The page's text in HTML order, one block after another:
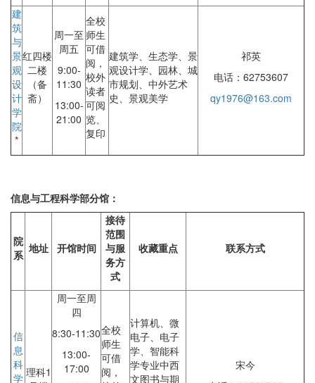
建
筑
与
景
观
设
计
学
院
*
红四楼
二楼
（备
斋）
周一至
周五
9:00-
11:30
13:00-
21:00
全校
师生
可借
阅，
校外
读者
可阅
览、
复印
建筑学、生态学、景
观设计学、园林、城
市规划、中外艺术
史、景观美学
祁英
电话：62753607
qy1976@163.com
信息与工程科学部分馆：
院
系 地址 开馆时间
接待
范围
与服
务方
式
收藏重点 联系方式
信
息
科
学 理科1
周一至周
四
8:30-11:30
13:00-
17:00
全校
师生
可借
阅，
计算机、微
电子、电子
学、智能科
学专业中西
文图书与期
宋今